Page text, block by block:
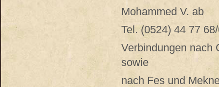
Mohammed V. ab
Tel. (0524) 44 77
Verbindungen nach
sowie
nach Fes und